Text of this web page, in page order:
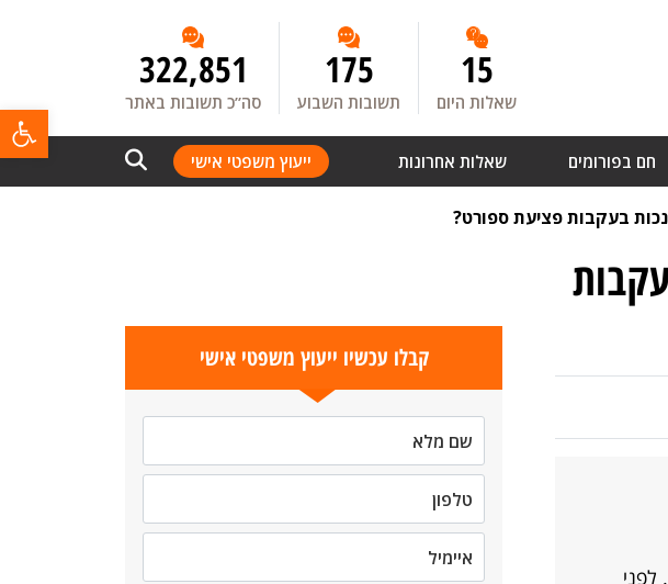
15
שאלות היום
175
תשובות השבוע
322,851
סה”כ תשובות באתר
חם בפורומים שאלות אחרונות ייעוץ משפטי אישי
בעקבות פציעת ספורט?
ליגה מקצועי מזה כ- 14 שנים. לפני
קבלו עכשיו ייעוץ משפטי אישי